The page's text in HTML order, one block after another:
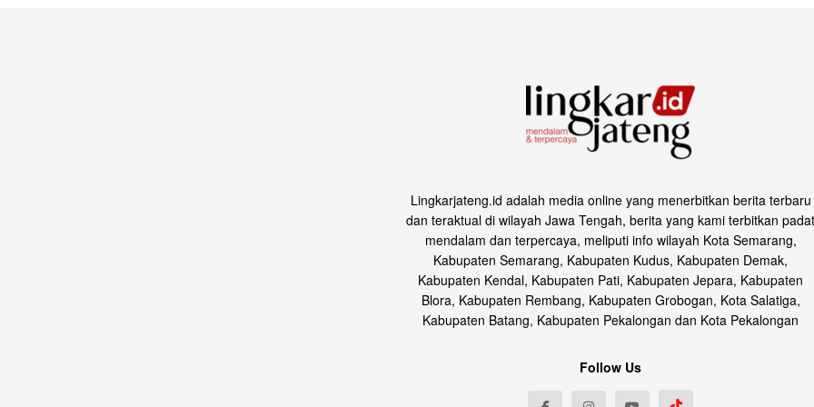
Lingkarjateng.id adalah media online yang menerbitkan berita terbaru
dan teraktual di wilayah Jawa Tengah, berita yang kami terbitkan padat
mendalam dan terpercaya, meliputi info wilayah Kota Semarang,
Kabupaten Semarang, Kabupaten Kudus, Kabupaten Demak,
Kabupaten Kendal, Kabupaten Pati, Kabupaten Jepara, Kabupaten
Blora, Kabupaten Rembang, Kabupaten Grobogan, Kota Salatiga,
Kabupaten Batang, Kabupaten Pekalongan dan Kota Pekalongan
Follow Us